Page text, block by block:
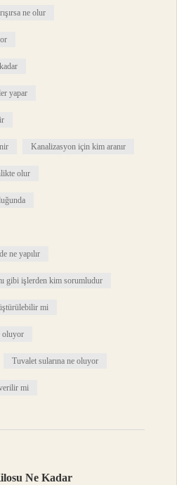
ne olur
yapar
Kanalizasyon için kim aranır
olur
ne yapılır
gibi işlerden kim sorumludur
mi
oluyor
Tuvalet sularına ne oluyor
mi
Ne Kadar